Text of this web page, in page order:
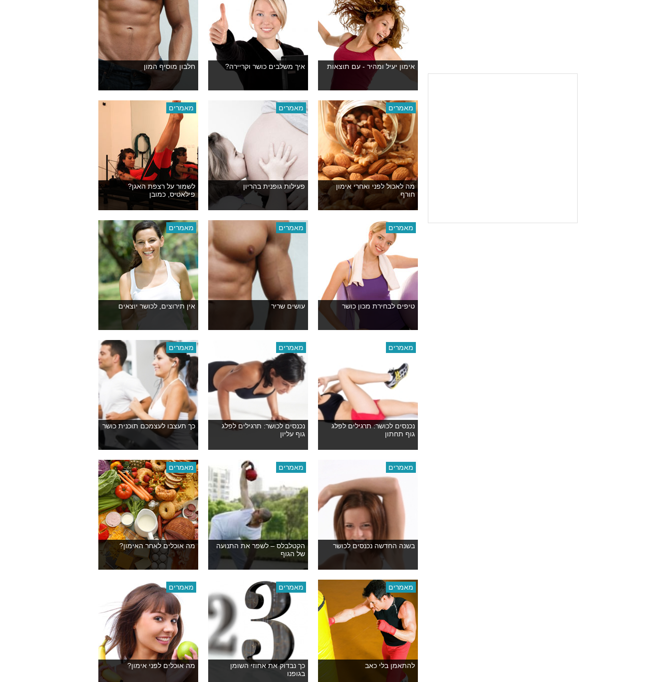
אימון יעיל ומהיר - עם תוצאות איך משלבים כושר וקריירה? חלבון מוסיף המון
מאמרים
מה לאכול לפני ואחרי אימון
חורף
מאמרים
פעילות גופנית בהריון
מאמרים
לשמור על רצפת האגן?
פילאטיס, כמובן
מאמרים
טיפים לבחירת מכון כושר
מאמרים
עושים שריר
מאמרים
אין תירוצים, לכושר יוצאים
מאמרים
נכנסים לכושר: תרגילים לפלג
גוף תחתון
מאמרים
נכנסים לכושר: תרגילים לפלג
גוף עליון
מאמרים
כך תעצבו לעצמכם תוכנית כושר
מאמרים
בשנה החדשה נכנסים לכושר
מאמרים
הקטלבלס – לשפר את התנועה
של הגוף
מאמרים
מה אוכלים לאחר האימון?
מאמרים
להתאמן בלי כאב
מאמרים
כך נבדוק את אחוזי השומן
בגופנו
מאמרים
מה אוכלים לפני אימון?